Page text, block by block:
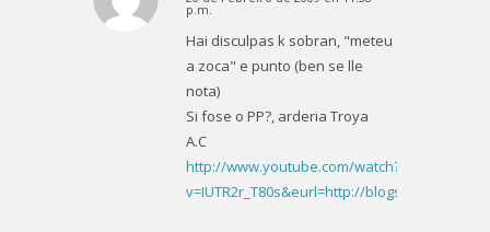
Dice:
p.m.
Hai disculpas k sobran, "meteu
a zoca" e punto (ben se lle
nota)
Si fose o PP?, arderia Troya
A.C
http://www.youtube.com/watch?
v=IUTR2r_T80s&eurl=http://